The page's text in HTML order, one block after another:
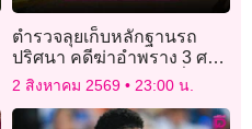
ตำรวจลุยเก็บหลักฐานรถ
ปริศนา คดีฆ่าอำพราง 3 ศพ
ฝังดิน เร่งหาหลักฐานเชื่อม
2 สิงหาคม 2569 23:00 น.